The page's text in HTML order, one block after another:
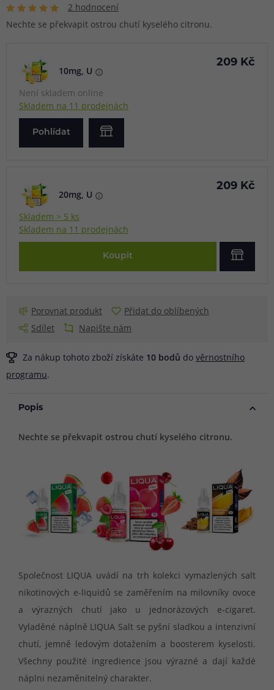
2 hodnocení
Nechte se překvapit ostrou chutí kyselého citronu.
10mg, U
Není skladem online
Skladem na 11 prodejnách
209 Kč
Pohlídat
20mg, U
Skladem > 5 ks
Skladem na 11 prodejnách
209 Kč
Koupit
Porovnat produkt
Přidat do oblíbených
Sdílet
Napište nám
Za nákup tohoto zboží získáte 10 bodů do věrnostního
programu.
Popis
Nechte se překvapit ostrou chutí kyselého citronu.
Společnost LIQUA uvádí na trh kolekci vymazlených salt
nikotinových e-liquidů se zaměřením na milovníky ovoce
a výrazných chutí jako u jednorázových e-cigaret.
Vyladěné náplně LIQUA Salt se pyšní sladkou a intenzivní
chutí, jemně ledovým dotažením a boosterem kyselosti.
Všechny použité ingredience jsou výrazné a dají každé
náplni nezaměnitelný charakter.